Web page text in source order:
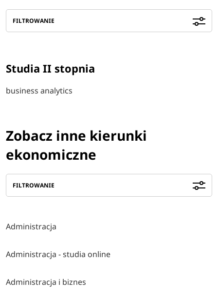
FILTROWANIE
Studia II stopnia
business analytics
Zobacz inne kierunki
ekonomiczne
FILTROWANIE
Administracja
Administracja - studia online
Administracja i biznes